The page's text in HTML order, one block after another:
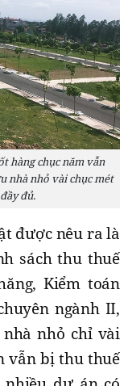
hàng chục năm vẫn
nhà nhỏ vài chục mét
đủ.
được nêu ra là
sách thu thuế
Kiểm toán
ngành II,
nhỏ chỉ vài
vẫn bị thu thuế